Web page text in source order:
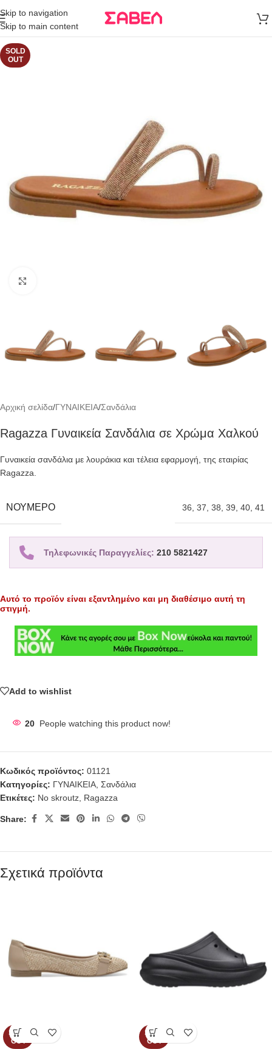
Skip to navigation
Skip to main content
άνω των 80€
Παραγγελία
SOLD
OUT
Αρχική σελίδα/ΓΥΝΑΙΚΕΙΑ/Σανδάλια
Ragazza Γυναικεία Σανδάλια σε Χρώμα Χαλκού
Γυναικεία σανδάλια με λουράκια και τέλεια εφαρμογή, της εταιρίας
Ragazza.
ΝΟΎΜΕΡΟ 36, 37, 38, 39, 40, 41
Τηλεφωνικές Παραγγελίες: 210 5821427
Αυτό το προϊόν είναι εξαντλημένο και μη διαθέσιμο αυτή τη
στιγμή.
Add to wishlist
20 People watching this product now!
Κωδικός προϊόντος: 01121
Κατηγορίες: ΓΥΝΑΙΚΕΙΑ Σανδάλια
Ετικέτες: No skroutz Ragazza
Share:
Σχετικά προϊόντα
SOLD
OUT
SOLD
OUT